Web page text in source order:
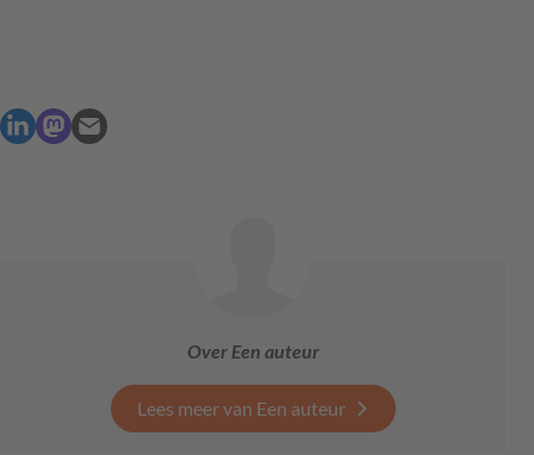
Over Een auteur
Lees meer van Een auteur